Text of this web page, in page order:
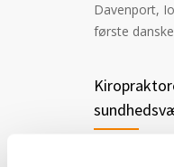
Davenport,
første
Den første